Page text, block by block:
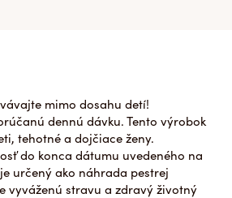
mimo dosahu detí!
dennú dávku. Tento výrobok
tehotné a dojčiace ženy.
do konca dátumu uvedeného na
určený ako náhrada pestrej
vyváženú stravu a zdravý životný